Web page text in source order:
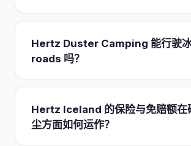
Hertz Iceland 提供一款车顶帐篷 SUV
Duster Camping（代码 CXCN），一
4x4，配有快速一键升降的气动帐篷，
垫以外的寝具，因此请自备睡袋和炉具
Hertz Duster Camping 能行驶
roads 吗？
可以。Dacia Duster Camping 为
Authorized，配备智能 4x4 与 Lock
夏季 F-roads 开放后可合法行驶，这让
Hertz Iceland 的保险与免赔额在
尘方面如何运作？